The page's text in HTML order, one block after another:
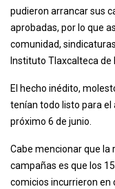
pudieron arrancar sus
aprobadas, por lo que
comunidad,
Instituto Tlaxcalteca de
El hecho inédito,
tenían todo listo para el
próximo 6 de junio.
Cabe mencionar que la
campañas es que los
comicios incurrieron en